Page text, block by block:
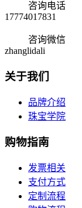
咨询电话
17774017831
咨询微信
zhanglidali
关于我们
品牌介绍
珠宝学院
购物指南
发票相关
支付方式
定制流程